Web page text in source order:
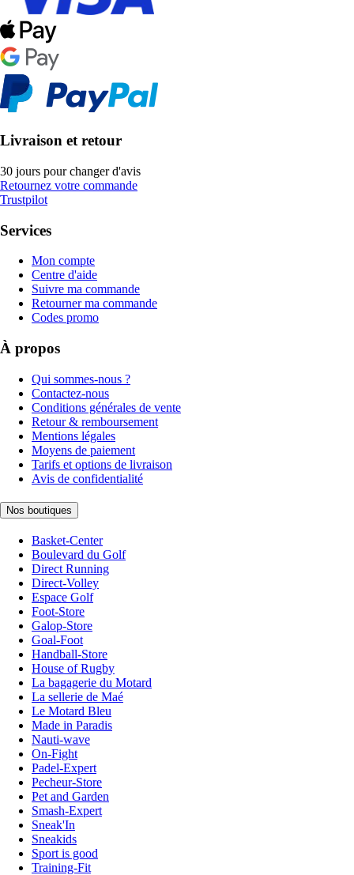
Livraison et retour
30 jours pour changer d'avis
Retournez votre commande
Trustpilot
Services
Mon compte
Centre d'aide
Suivre ma commande
Retourner ma commande
Codes promo
À propos
Qui sommes-nous ?
Contactez-nous
Conditions générales de vente
Retour & remboursement
Mentions légales
Moyens de paiement
Tarifs et options de livraison
Avis de confidentialité
Nos boutiques
Basket-Center
Boulevard du Golf
Direct Running
Direct-Volley
Espace Golf
Foot-Store
Galop-Store
Goal-Foot
Handball-Store
House of Rugby
La bagagerie du Motard
La sellerie de Maé
Le Motard Bleu
Made in Paradis
Nauti-wave
On-Fight
Padel-Expert
Pecheur-Store
Pet and Garden
Smash-Expert
Sneak'In
Sneakids
Sport is good
Training-Fit